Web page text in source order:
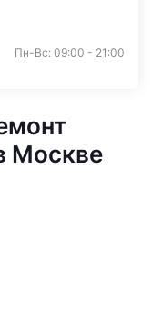
Пн-Вс: 09:00 - 21:00
Москве